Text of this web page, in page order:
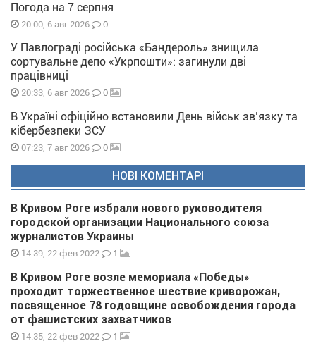
Погода на 7 серпня
20:00, 6 авг 2026 0
У Павлограді російська «Бандероль» знищила
сортувальне депо «Укрпошти»: загинули дві
працівниці
20:33, 6 авг 2026 0
В Україні офіційно встановили День військ зв’язку та
кібербезпеки ЗСУ
07:23, 7 авг 2026 0
НОВІ КОМЕНТАРІ
В Кривом Роге избрали нового руководителя
городской организации Национального союза
журналистов Украины
14:39, 22 фев 2022 1
В Кривом Роге возле мемориала «Победы»
проходит торжественное шествие криворожан,
посвященное 78 годовщине освобождения города
от фашистских захватчиков
14:35, 22 фев 2022 1